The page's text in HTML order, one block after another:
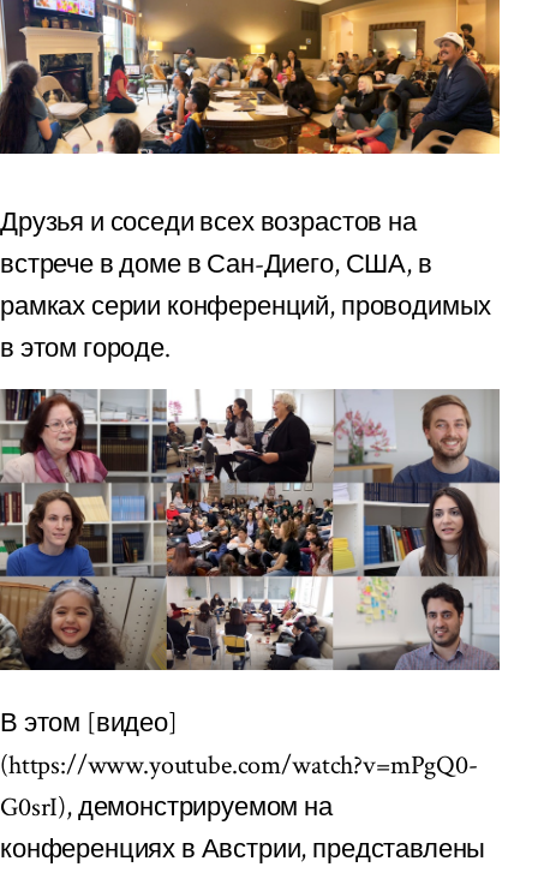
Друзья и соседи всех возрастов на
встрече в доме в Сан-Диего, США, в
рамках серии конференций, проводимых
в этом городе.
В этом [видео]
(https://www.youtube.com/watch?v=mPgQ0-
G0srI), демонстрируемом на
конференциях в Австрии, представлены